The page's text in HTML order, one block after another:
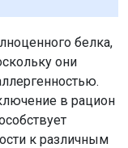
белка,
они
в рацион
к различным